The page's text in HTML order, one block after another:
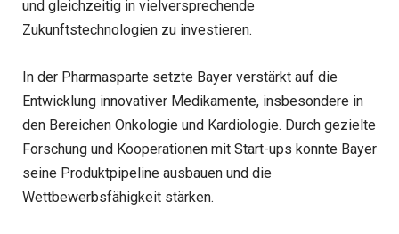
und gleichzeitig in vielversprechende
Zukunftstechnologien zu investieren.
In der Pharmasparte setzte Bayer verstärkt auf die
Entwicklung innovativer Medikamente, insbesondere in
den Bereichen Onkologie und Kardiologie. Durch gezielte
Forschung und Kooperationen mit Start-ups konnte Bayer
seine Produktpipeline ausbauen und die
Wettbewerbsfähigkeit stärken.